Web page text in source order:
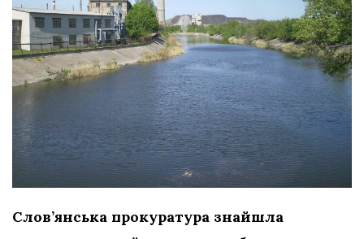
Слов’янська прокуратура знайшла